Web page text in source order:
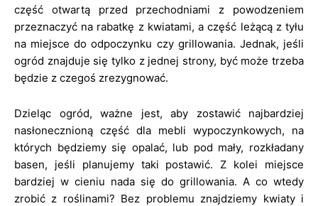
część otwartą przed przechodniami z powodzeniem
przeznaczyć na rabatkę z kwiatami, a część leżącą z tyłu
na miejsce do odpoczynku czy grillowania. Jednak, jeśli
ogród znajduje się tylko z jednej strony, być może trzeba
będzie z czegoś zrezygnować.
Dzieląc ogród, ważne jest, aby zostawić najbardziej
nasłonecznioną część dla mebli wypoczynkowych, na
których będziemy się opalać, lub pod mały, rozkładany
basen, jeśli planujemy taki postawić. Z kolei miejsce
bardziej w cieniu nada się do grillowania. A co wtedy
zrobić z roślinami? Bez problemu znajdziemy kwiaty i